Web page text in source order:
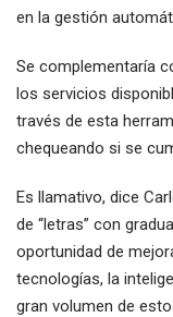
en la gestión
Se complementaría
los servicios
través de esta
chequeando si se
Es llamativo, dice
de “letras” con
oportunidad de
tecnologías, la
gran volumen de